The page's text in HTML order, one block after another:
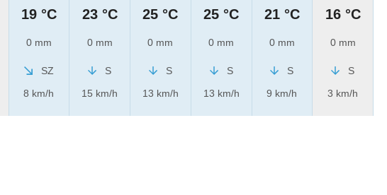
19 °C
0 mm
SZ
8 km/h
23 °C
0 mm
S
15 km/h
25 °C
0 mm
S
13 km/h
25 °C
0 mm
S
13 km/h
21 °C
0 mm
S
9 km/h
16 °C
0 mm
S
3 km/h